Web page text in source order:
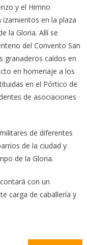
y el Himno
izamientos en la plaza
la Gloria. Allí se
del Convento San
granaderos caídos en
en homenaje a los
en el Pórtico de
de asociaciones
de diferentes
de la ciudad y
de la Gloria.
con un
carga de caballería y